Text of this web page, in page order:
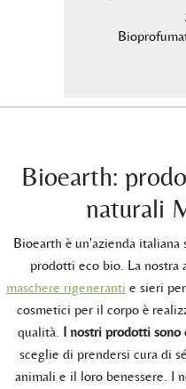
Bioearth:
naturali
Bioearth è un'azienda
prodotti eco bio. La nostra
maschere rigeneranti e sieri
cosmetici per il corpo è
qualità. I nostri prodotti sono
sceglie di prendersi cura di
animali e il loro benessere. I